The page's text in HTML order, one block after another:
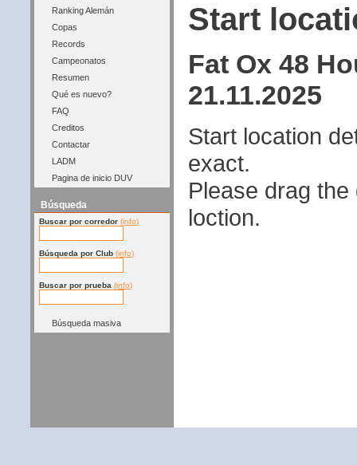
Ranking Alemán
Copas
Records
Campeonatos
Resumen
Qué es nuevo?
FAQ
Creditos
Contactar
LADM
Pagina de inicio DUV
Búsqueda
Buscar por corredor (info)
Búsqueda por Club (info)
Buscar por prueba (info)
Búsqueda masiva
Start
Fat Ox 48
21.11.2025
Start location
exact.
Please drag
loction.